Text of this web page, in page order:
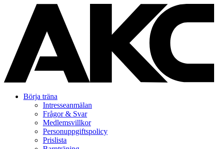
Börja träna
Intresseanmälan
Frågor & Svar
Medlemsvillkor
Personuppgiftspolicy
Prislista